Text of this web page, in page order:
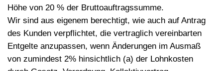
Höhe von 20 % der Bruttoauftragssumme.
Wir sind aus eigenem berechtigt, wie auch auf Antrag
des Kunden verpflichtet, die vertraglich vereinbarten
Entgelte anzupassen, wenn Änderungen im Ausmaß
von zumindest 2% hinsichtlich (a) der Lohnkosten